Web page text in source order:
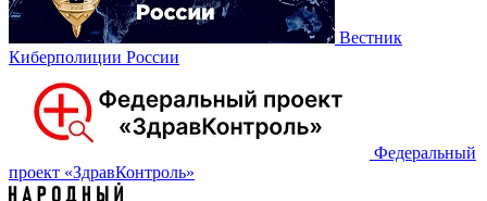
Вестник
Киберполиции России
Федеральный
проект «‎ЗдравКонтроль»